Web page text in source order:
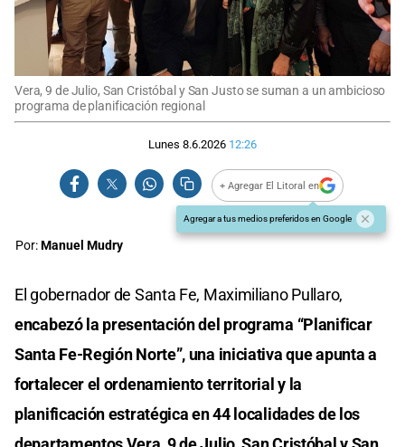
Vera, 9 de Julio, San Cristóbal y San Justo se suman a un ambicioso
programa de planificación regional
Lunes 8.6.2026 12:26
+ Agregar El Litoral en
Agregar a tus medios preferidos en Google
Por:Manuel Mudry
El gobernador de Santa Fe, Maximiliano Pullaro,
encabezó la presentación del programa “Planificar
Santa Fe-Región Norte”, una iniciativa que apunta a
fortalecer el ordenamiento territorial y la
planificación estratégica en 44 localidades de los